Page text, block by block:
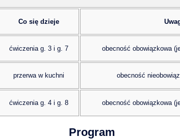
Co się dzieje
ćwiczenia g. 3 i g. 7 obecność obowiązkowa
przerwa w kuchni obecność
ćwiczenia g. 4 i g. 8 obecność obowiązkowa
Program